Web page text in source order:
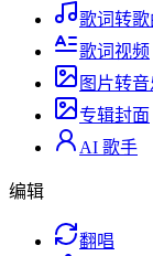
歌词转歌
歌词视频
图片转音
专辑封面
AI 歌手
编辑
翻唱